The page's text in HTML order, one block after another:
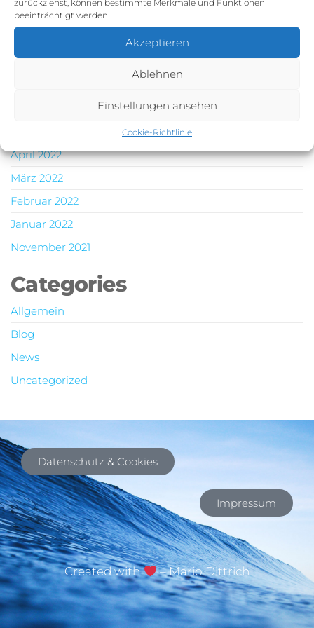
zurückziehst, können bestimmte Merkmale und Funktionen
beeinträchtigt werden.
Akzeptieren
Ablehnen
Einstellungen ansehen
Cookie-Richtlinie
Dezember 2022
Oktober 2022
April 2022
März 2022
Februar 2022
Januar 2022
November 2021
Categories
Allgemein
Blog
News
Uncategorized
Datenschutz & Cookies
Impressum
Created with – Mario Dittrich